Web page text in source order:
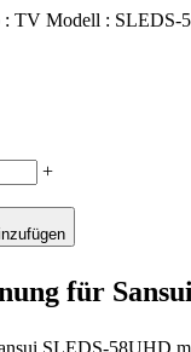
: TV Modell : SLEDS-
+
für
SLEDS-58UHD